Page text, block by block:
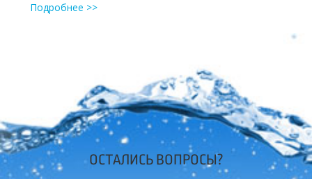
Подробнее >>
ОСТАЛИСЬ ВОПРОСЫ?